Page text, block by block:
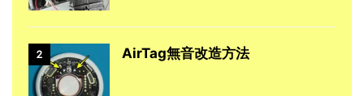
2 AirTag無音改造方法